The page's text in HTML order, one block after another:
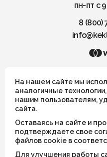
пн-пт с
8 (800)
Все украшения носят
целительных или
ИП Шахрай
ИНН
На нашем сайте мы
аналогичные
нашим пользователям,
сайта.
Оставаясь на сайте и
подтверждаете свое
файлов cookie в
Для улучшения работы